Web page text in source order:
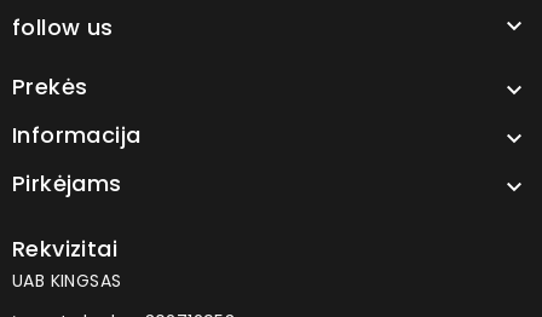
follow us 
Prekės 
Informacija 
Pirkėjams 
Rekvizitai
UAB KINGSAS